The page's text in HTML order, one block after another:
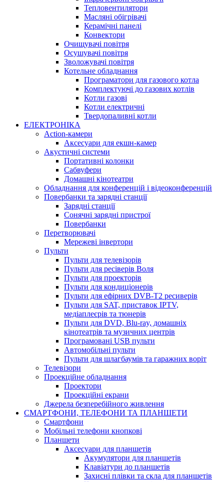
Тепловентилятори
Масляні обігрівачі
Керамічні панелі
Конвектори
Очищувачі повітря
Осушувачі повітря
Зволожувачі повітря
Котельне обладнання
Програматори для газового котла
Комплектуючі до газових котлів
Котли газові
Котли електричні
Твердопаливні котли
ЕЛЕКТРОНІКА
Action-камери
Аксесуари для екшн-камер
Акустичні системи
Портативні колонки
Сабвуфери
Домашні кінотеатри
Обладнання для конференцій і відеоконференцій
Повербанки та зарядні станції
Зарядні станції
Сонячні зарядні пристрої
Повербанки
Перетворювачі
Мережеві інвертори
Пульти
Пульти для телевізорів
Пульти для ресіверів Воля
Пульти для проекторів
Пульти для кондиціонерів
Пульти для ефірних DVB-T2 ресиверів
Пульти для SAT, приставок IPTV,
медіаплеєрів та тюнерів
Пульти для DVD, Blu-ray, домашніх
кінотеатрів та музичних центрів
Програмовані USB пульти
Автомобільні пульти
Пульти для шлагбаумів та гаражних воріт
Телевізори
Проекційне обладнання
Проектори
Проекційні екрани
Джерела безперебійного живлення
СМАРТФОНИ, ТЕЛЕФОНИ ТА ПЛАНШЕТИ
Смартфони
Мобільні телефони кнопкові
Планшети
Аксесуари для планшетів
Акумулятори для планшетів
Клавіатури до планшетів
Захисні плівки та скла для планшетів